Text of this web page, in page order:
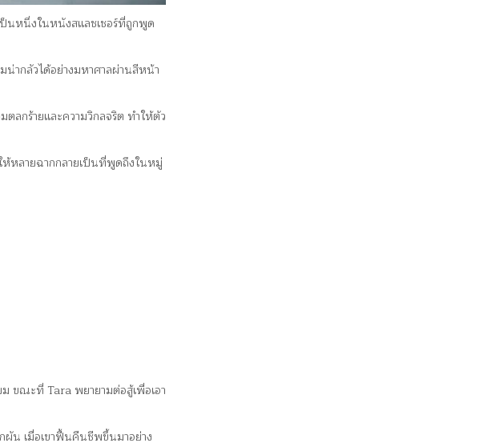
นหนึ่งในหนังสแลชเชอร์ที่ถูกพูด
น่ากลัวได้อย่างมหาศาลผ่านสีหน้า
กร้ายและความวิกลจริต ทำให้ตัว
หลายฉากกลายเป็นที่พูดถึงในหมู่
ขณะที่ Tara พยายามต่อสู้เพื่อเอา
ผัน เมื่อเขาฟื้นคืนชีพขึ้นมาอย่าง